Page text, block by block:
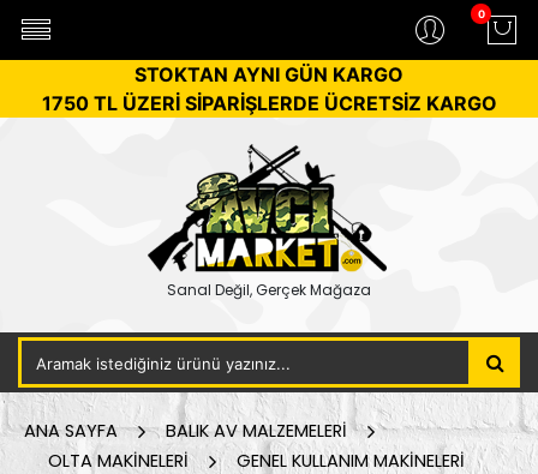
0
STOKTAN AYNI GÜN KARGO
1750 TL ÜZERİ SİPARİŞLERDE ÜCRETSİZ KARGO
Sanal Değil, Gerçek Mağaza
ANA SAYFA
BALIK AV MALZEMELERİ
OLTA MAKİNELERİ
GENEL KULLANIM MAKİNELERİ